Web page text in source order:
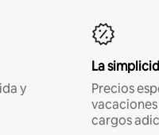
y
La
Precios
cargos